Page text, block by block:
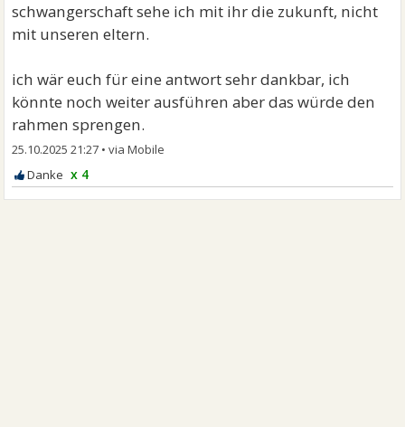
schwangerschaft sehe ich mit ihr die zukunft, nicht
mit unseren eltern.
ich wär euch für eine antwort sehr dankbar, ich
könnte noch weiter ausführen aber das würde den
rahmen sprengen.
25.10.2025 21:27 •
x 4